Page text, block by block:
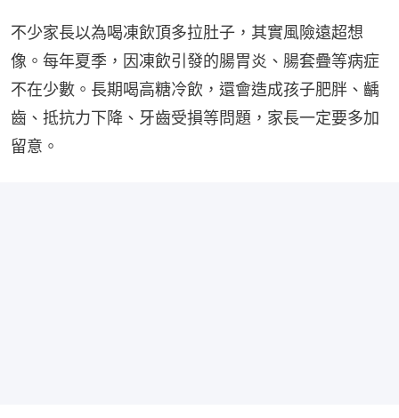
不少家長以為喝凍飲頂多拉肚子，其實風險遠超想
像。每年夏季，因凍飲引發的腸胃炎、腸套疊等病症
不在少數。長期喝高糖冷飲，還會造成孩子肥胖、齲
齒、抵抗力下降、牙齒受損等問題，家長一定要多加
留意。